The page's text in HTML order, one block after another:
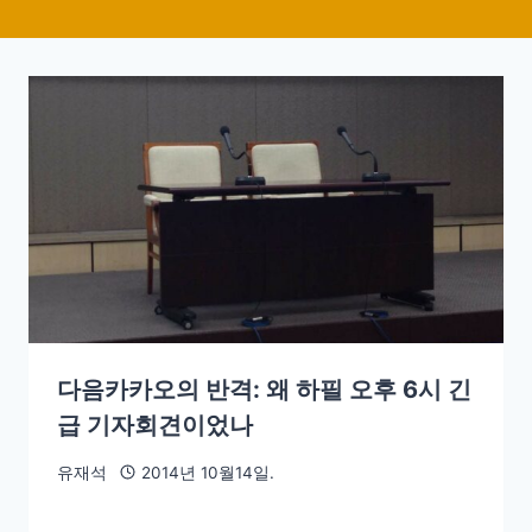
다음카카오의 반격: 왜 하필 오후 6시 긴
급 기자회견이었나
유재석 2014년 10월14일.